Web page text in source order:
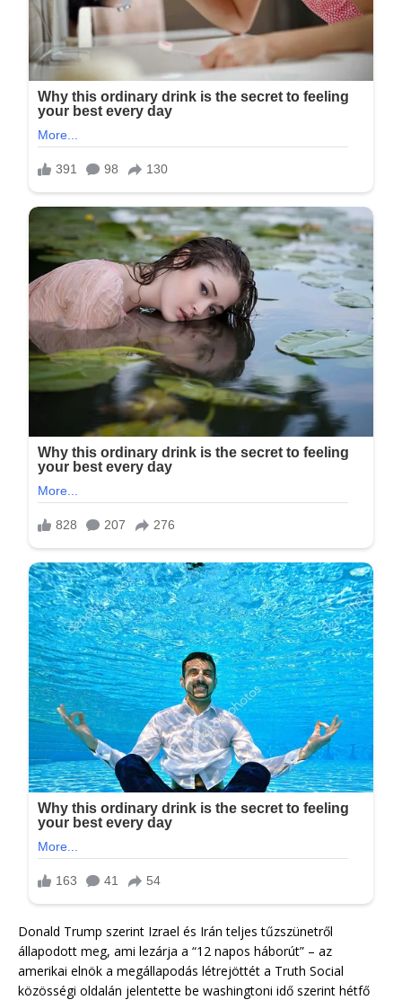
Donald Trump szerint Izrael és Irán teljes tűzszünetről
állapodott meg, ami lezárja a “12 napos háborút” – az
amerikai elnök a megállapodás létrejöttét a Truth Social
közösségi oldalán jelentette be washingtoni idő szerint hétfő